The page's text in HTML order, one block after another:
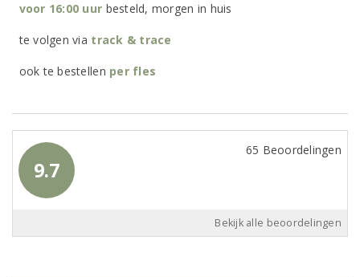
voor 16:00 uur besteld, morgen in huis
te volgen via track & trace
ook te bestellen per fles
9.7
65 Beoordelingen
Bekijk alle beoordelingen